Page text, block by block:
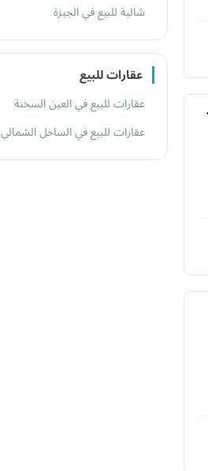
10
شالية للبيع في الجيزة
عقارات للبيع
عقارات للبيع في العين السخنة
عقارات للبيع في الساحل الشمالي